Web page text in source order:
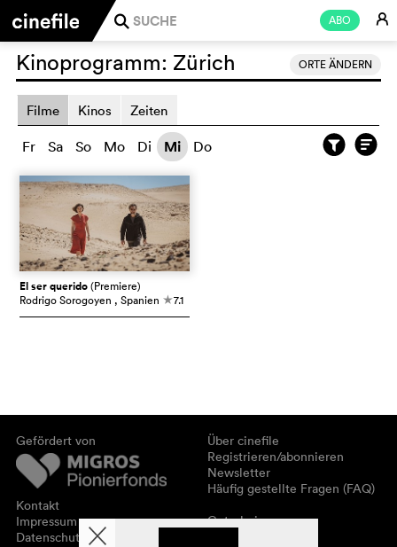
ABO E
j
ORTE ÄNDERN
Kinoprogramm: Zürich
Filme Kinos Zeiten
Fr Sa So Mo Di Mi Do
El ser querido(Premiere)
Rodrigo Sorogoyen , Spanien c7.1
Gefördert von
Kontakt
Impressum
Datenschutz
Über cinefile
Registrieren/abonnieren
Newsletter
Häufig gestellte Fragen (FAQ)
Gutscheine